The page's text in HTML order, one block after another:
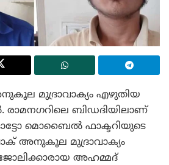
മുദ്രാവാക്യം എഴുതിയ
രാമനഗറിലെ ബിഡദിയിലാണ്
മൊബൈൽ ഫാക്ടറിയുടെ
അനുകൂല മുദ്രാവാക്യം
അഹമ്മദ്